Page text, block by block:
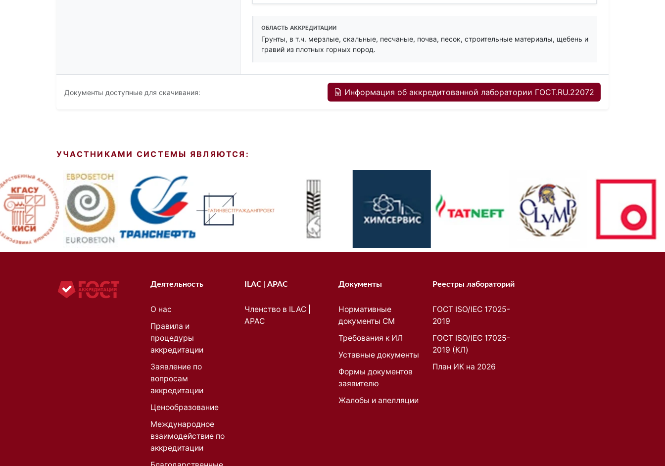
ОБЛАСТЬ АККРЕДИТАЦИИ
Грунты, в т.ч. мерзлые, скальные, песчаные, почва, песок, строительные материалы, щебень и
гравий из плотных горных пород.
Документы доступные для скачивания: Информация об аккредитованной лаборатории ГОСТ.RU.22072
УЧАСТНИКАМИ СИСТЕМЫ ЯВЛЯЮТСЯ:
Деятельность
О нас
Правила и
процедуры
аккредитации
Заявление по
вопросам
аккредитации
Ценообразование
Международное
взаимодействие по
аккредитации
ILAC | APAC
Членство в ILAC |
APAC
Документы
Нормативные
документы СМ
Требования к ИЛ
Уставные документы
Формы документов
заявителю
Жалобы и апелляции
Реестры лабораторий
ГОСТ ISO/IEC 17025-
2019
ГОСТ ISO/IEC 17025-
2019 (КЛ)
План ИК на 2026